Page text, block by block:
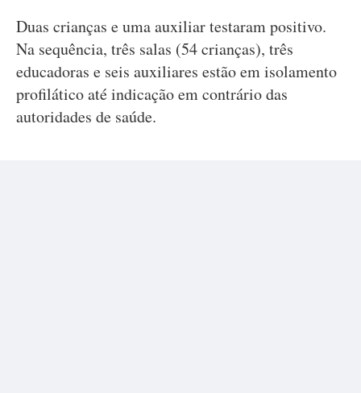
Duas crianças e uma auxiliar testaram positivo.
Na sequência, três salas (54 crianças), três
educadoras e seis auxiliares estão em isolamento
profilático até indicação em contrário das
autoridades de saúde.